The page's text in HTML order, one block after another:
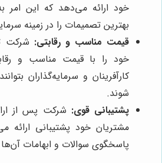
خود ارائه می‌دهد که این امر
بهترین تصمیمات را در زمینه
قیمت مناسب و رقابتی: شرکت
خود را با قیمت مناسب و
کارآفرینان و سرمایه‌گذاران
شوند.
پشتیبانی قوی: شرکت پس از
مشتریان خود پشتیبانی ارائه
پاسخگوی سوالات و ابهامات